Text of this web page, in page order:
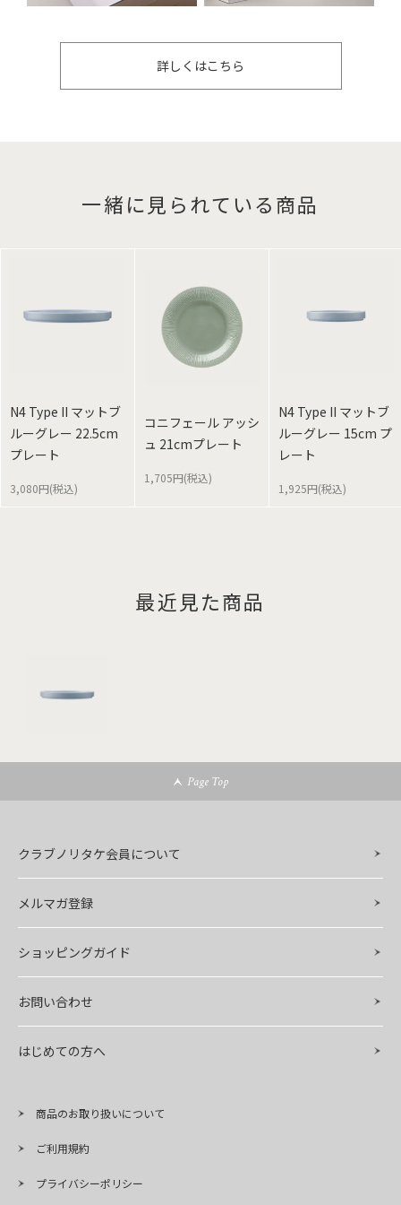
詳しくはこちら
一緒に見られている商品
N4 Type II マットブ
ルーグレー 22.5cm
プレート
3,080円(税込)
コニフェール アッシ
ュ 21cmプレート
1,705円(税込)
N4 Type II マットブ
ルーグレー 15cm プ
レート
1,925円(税込)
最近見た商品
Page Top
クラブノリタケ会員について
メルマガ登録
ショッピングガイド
お問い合わせ
はじめての方へ
商品のお取り扱いについて
ご利用規約
プライバシーポリシー